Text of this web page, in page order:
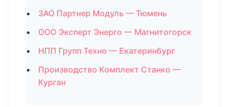
ЗАО Партнер Модуль — Тюмень
ООО Эксперт Энерго — Магнитогорск
НПП Групп Техно — Екатеринбург
Производство Комплект Станко —
Курган